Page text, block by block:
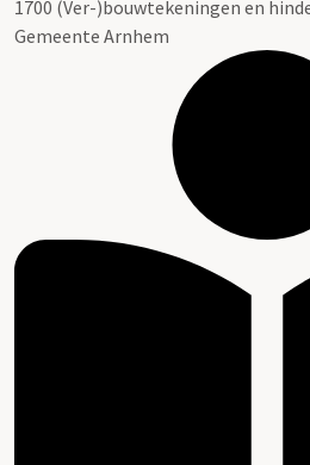
1700 (Ver-)bouwtekeningen en
Gemeente Arnhem